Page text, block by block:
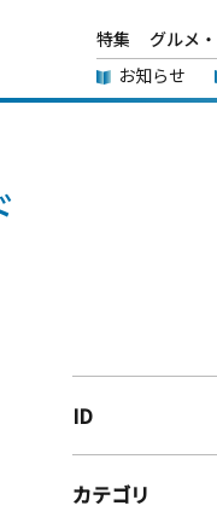
特集 グルメ
お知らせ
ID
カテゴリ